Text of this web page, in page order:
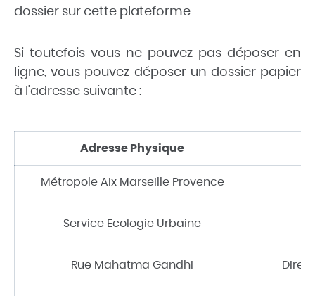
dossier sur cette plateforme
Si toutefois vous ne pouvez pas déposer en
ligne, vous pouvez déposer un dossier papier
à l’adresse suivante :
Adresse Physique
Métropole Aix Marseille Provence
Service Ecologie Urbaine
Rue Mahatma Gandhi